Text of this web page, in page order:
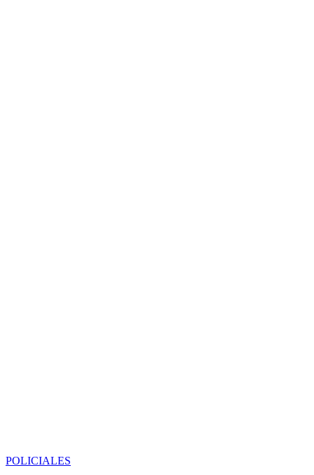
POLICIALES